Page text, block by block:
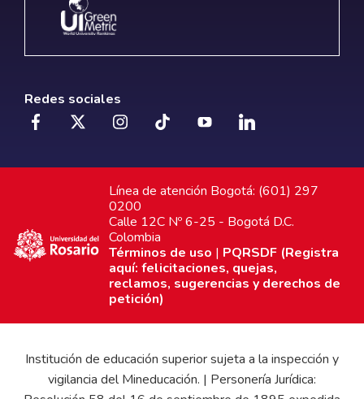
Redes sociales
Línea de atención Bogotá: (601) 297
0200
Calle 12C Nº 6-25 - Bogotá D.C.
Colombia
Términos de uso | PQRSDF (Registra
aquí: felicitaciones, quejas,
reclamos, sugerencias y derechos de
petición)
Institución de educación superior sujeta a la inspección y
vigilancia del Mineducación. | Personería Jurídica: